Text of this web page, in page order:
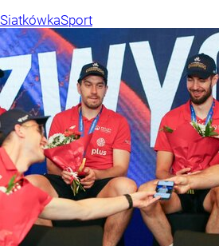
SiatkówkaSport